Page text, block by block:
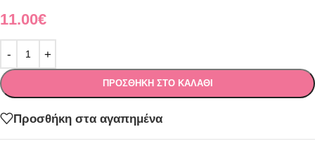
11.00€
ΠΡΟΣΘΉΚΗ ΣΤΟ ΚΑΛΆΘΙ
Προσθήκη στα αγαπημένα